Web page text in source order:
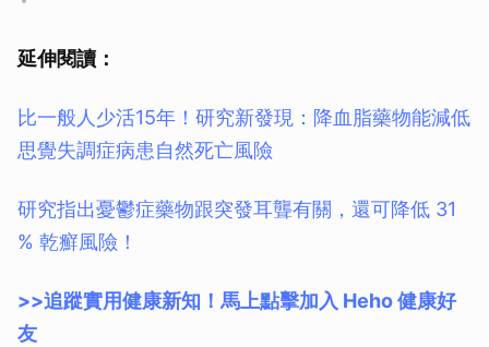
延伸閱讀：
比一般人少活15年！研究新發現：降血脂藥物能減低
思覺失調症病患自然死亡風險
研究指出憂鬱症藥物跟突發耳聾有關，還可降低 31
% 乾癬風險！
>>追蹤實用健康新知！馬上點擊加入 Heho 健康好
友